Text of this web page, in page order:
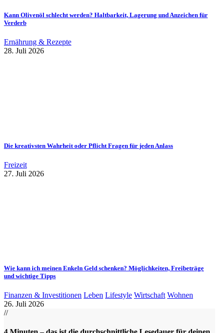
Kann Olivenöl schlecht werden? Haltbarkeit, Lagerung und Anzeichen für
Verderb
Ernährung & Rezepte
28. Juli 2026
Die kreativsten Wahrheit oder Pflicht Fragen für jeden Anlass
Freizeit
27. Juli 2026
Wie kann ich meinen Enkeln Geld schenken? Möglichkeiten, Freibeträge
und wichtige Tipps
Finanzen & Investitionen Leben Lifestyle Wirtschaft Wohnen
26. Juli 2026
//